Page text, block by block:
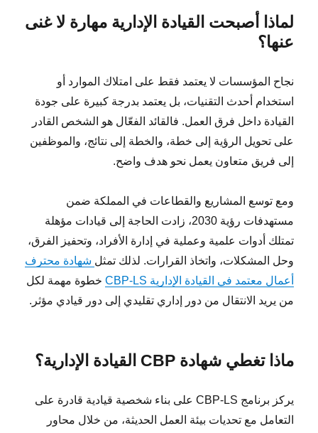
لماذا أصبحت القيادة الإدارية مهارة لا غنى
عنها؟
نجاح المؤسسات لا يعتمد فقط على امتلاك الموارد أو
استخدام أحدث التقنيات، بل يعتمد بدرجة كبيرة على جودة
القيادة داخل فرق العمل. فالقائد الفعّال هو الشخص القادر
على تحويل الرؤية إلى خطة، والخطة إلى نتائج، والموظفين
إلى فريق متعاون يعمل نحو هدف واضح.
ومع توسع المشاريع والقطاعات في المملكة ضمن
مستهدفات رؤية 2030، زادت الحاجة إلى قيادات مؤهلة
تمتلك أدوات علمية وعملية في إدارة الأفراد، وتحفيز الفرق،
وحل المشكلات، واتخاذ القرارات. لذلك تمثل شهادة محترف
أعمال معتمد في القيادة الإدارية CBP-LS
خطوة مهمة لكل
من يريد الانتقال من دور إداري تقليدي إلى دور قيادي مؤثر.
ماذا تغطي شهادة CBP القيادة الإدارية؟
يركز برنامج CBP-LS على بناء شخصية قيادية قادرة على
التعامل مع تحديات بيئة العمل الحديثة، من خلال محاور